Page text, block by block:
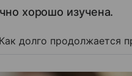
хорошо изучена.
Как долго продолжается